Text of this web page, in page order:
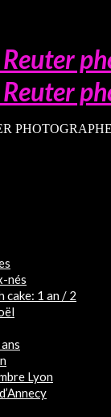
nés
cake: 1 an / 2
Lyon